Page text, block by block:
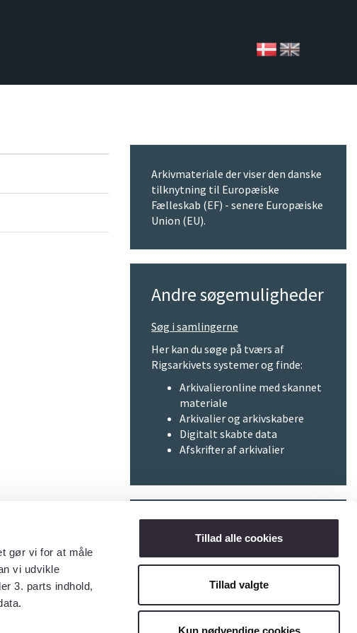
gør vi for at måle
vi udvikle
3. parts indhold,
Tillad alle cookies
Tillad valgte
Kun nødvendige cookies
Arkivmateriale der viser den danske
tilknytning til Europæiske
Fælleskab (EF) - senere Europæiske
Union (EU).
Andre søgemuligheder
Søg i samlingerne
Her kan du søge på tværs af
Rigsarkivets systemer og finde:
Arkivalieronline med skannet
materiale
Arkivalier og arkivskabere
Digitalt skabte data
Afskrifter af arkivalier
Information
Privatlivspolitik
Cookiepolitik
Tilgængelighedserklæring